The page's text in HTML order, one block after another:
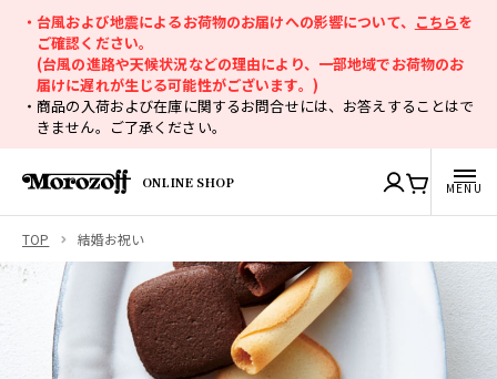
・台風および地震によるお荷物のお届けへの影響について、 こちらを
ご確認ください。
(台風の進路や天候状況などの理由により、一部地域でお荷物のお
届けに遅れが生じる可能性がございます。)
・商品の入荷および在庫に関するお問合せには、お答えすることはで
きません。ご了承ください。
ONLINE SHOP
TOP 結婚お祝い